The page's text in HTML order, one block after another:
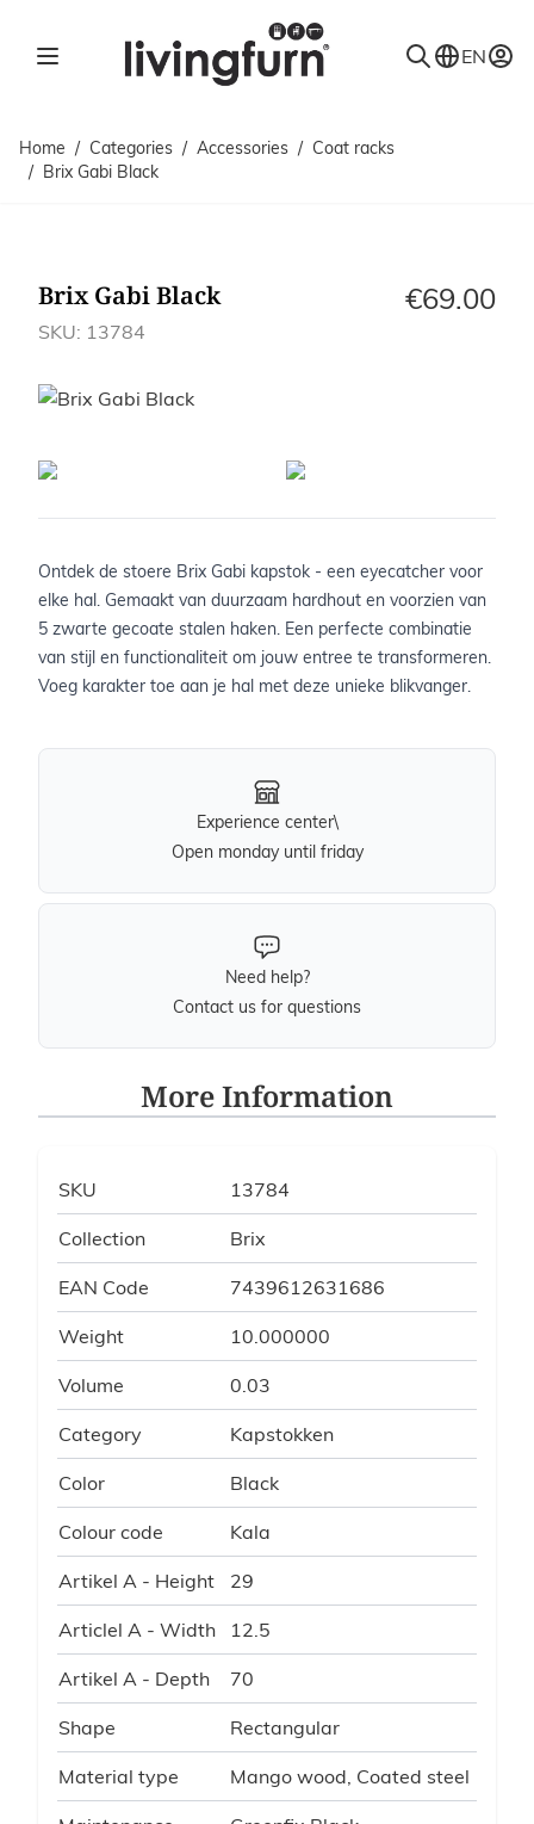
EN
Home / Categories / Accessories / Coat racks
/ Brix Gabi Black
Brix Gabi Black €69.00
SKU: 13784
Images
Ontdek de stoere Brix Gabi kapstok - een eyecatcher voor
elke hal. Gemaakt van duurzaam hardhout en voorzien van
5 zwarte gecoate stalen haken. Een perfecte combinatie
van stijl en functionaliteit om jouw entree te transformeren.
Voeg karakter toe aan je hal met deze unieke blikvanger.
Experience center\
Open monday until friday
Need help?
Contact us for questions
More Information
SKU 13784
Collection Brix
EAN Code 7439612631686
Weight 10.000000
Volume 0.03
Category Kapstokken
Color Black
Colour code Kala
Artikel A - Height 29
Articlel A - Width 12.5
Artikel A - Depth 70
Shape Rectangular
Material type Mango wood, Coated steel